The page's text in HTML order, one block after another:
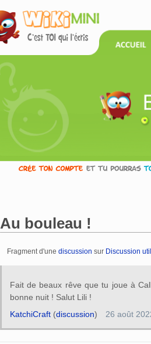
Au bouleau !
Fragment d'une discussion sur Discussion
Fait de beaux rêve que tu joue à
bonne nuit ! Salut Lili !
KatchiCraft(discussion) 26 août